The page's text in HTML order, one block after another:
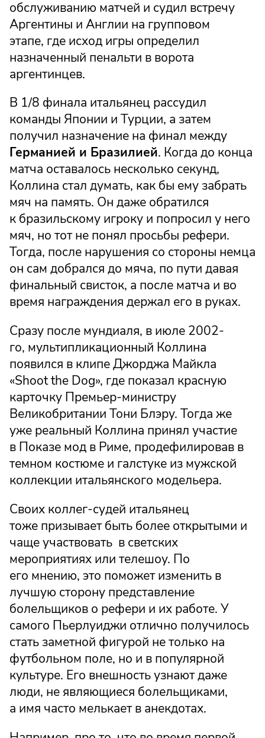
обслуживанию матчей и судил встречу
Аргентины и Англии на групповом
этапе, где исход игры определил
назначенный пенальти в ворота
аргентинцев.
В 1/8 финала итальянец рассудил
команды Японии и Турции, а затем
получил назначение на финал между
Германией и Бразилией. Когда до конца
матча оставалось несколько секунд,
Коллина стал думать, как бы ему забрать
мяч на память. Он даже обратился
к бразильскому игроку и попросил у него
мяч, но тот не понял просьбы рефери.
Тогда, после нарушения со стороны немца
он сам добрался до мяча, по пути давая
финальный свисток, а после матча и во
время награждения держал его в руках.
Сразу после мундиаля, в июле 2002-
го, мультипликационный Коллина
появился в клипе Джорджа Майкла
«Shoot the Dog», где показал красную
карточку Премьер-министру
Великобритании Тони Блэру. Тогда же
уже реальный Коллина принял участие
в Показе мод в Риме, продефилировав в
темном костюме и галстуке из мужской
коллекции итальянского модельера.
Своих коллег-судей итальянец
тоже призывает быть более открытыми и
чаще участвовать в светских
мероприятиях или телешоу. По
его мнению, это поможет изменить в
лучшую сторону представление
болельщиков о рефери и их работе. У
самого Пьерлуиджи отлично получилось
стать заметной фигурой не только на
футбольном поле, но и в популярной
культуре. Его внешность узнают даже
люди, не являющиеся болельщиками,
а имя часто мелькает в анекдотах.